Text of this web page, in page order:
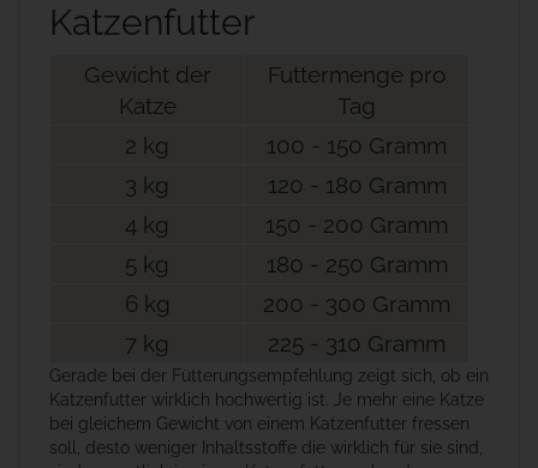
Katzenfutter
Gewicht der
Katze
Futtermenge pro
Tag
2 kg
100 - 150 Gramm
3 kg
120 - 180 Gramm
4 kg
150 - 200 Gramm
5 kg
180 - 250 Gramm
6 kg
200 - 300 Gramm
7 kg
225 - 310 Gramm
Gerade bei der Fütterungsempfehlung zeigt sich, ob ein
Katzenfutter wirklich hochwertig ist. Je mehr eine Katze
bei gleichem Gewicht von einem Katzenfutter fressen
soll, desto weniger Inhaltsstoffe die wirklich für sie sind,